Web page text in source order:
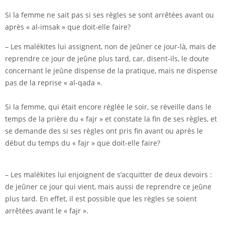
Si la femme ne sait pas si ses règles se sont arrêtées avant ou
après « al-imsak » que doit-elle faire?
– Les malékites lui assignent, non de jeûner ce jour-là, mais de
reprendre ce jour de jeûne plus tard, car, disent-ils, le doute
concernant le jeûne dispense de la pratique, mais ne dispense
pas de la reprise « al-qada ».
Si la femme, qui était encore réglée le soir, se réveille dans le
temps de la prière du « fajr » et constate la fin de ses règles, et
se demande des si ses règles ont pris fin avant ou après le
début du temps du « fajr » que doit-elle faire?
– Les malékites lui enjoignent de s’acquitter de deux devoirs :
de jeûner ce jour qui vient, mais aussi de reprendre ce jeûne
plus tard. En effet, il est possible que les règles se soient
arrêtées avant le « fajr ».